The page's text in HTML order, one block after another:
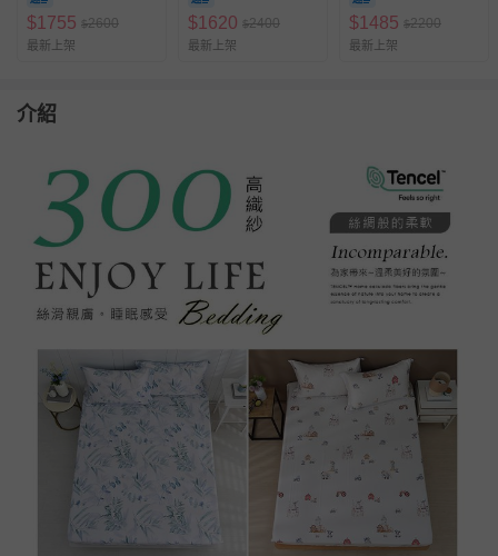
賽爾-伊凡亞
$1755 $2600
最新上架
賽爾-伊凡亞
$1620 $2400
最新上架
伊凡亞
$1485 $2200
最新上架
介紹